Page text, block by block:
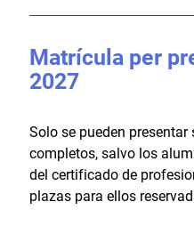
Matrícula per
2027
Solo se pueden
completos, salvo los
del certificado de
plazas para ellos